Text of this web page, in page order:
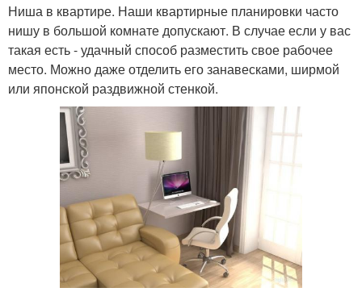
Ниша в квартире. Наши квартирные планировки часто
нишу в большой комнате допускают. В случае если у вас
такая есть - удачный способ разместить свое рабочее
место. Можно даже отделить его занавесками, ширмой
или японской раздвижной стенкой.